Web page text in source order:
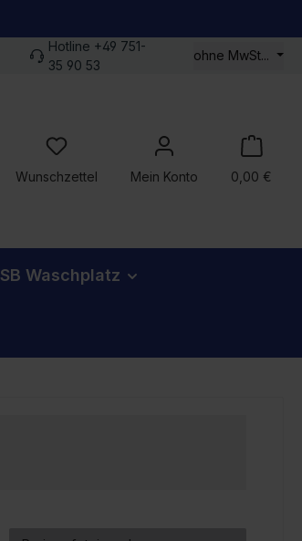
Hotline +49 751-
35 90 53
ohne MwSt...
Wunschzettel Du hast 0 Produkte auf dem
Mein Konto 0,00 €
SB Waschplatz